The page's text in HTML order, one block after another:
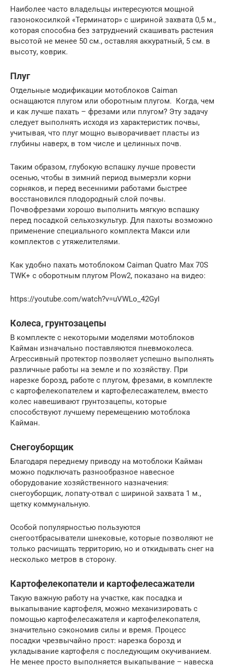
Наиболее часто владельцы интересуются мощной
газонокосилкой «Терминатор» с шириной захвата 0,5 м.,
которая способна без затруднений скашивать растения
высотой не менее 50 см., оставляя аккуратный, 5 см. в
высоту, коврик.
Плуг
Отдельные модификации мотоблоков Caiman
оснащаются плугом или оборотным плугом. Когда, чем
и как лучше пахать – фрезами или плугом? Эту задачу
следует выполнять исходя из характеристик почвы,
учитывая, что плуг мощно выворачивает пласты из
глубины наверх, в том числе и целинных почв.
Таким образом, глубокую вспашку лучше провести
осенью, чтобы в зимний период вымерзли корни
сорняков, и перед весенними работами быстрее
восстановился плодородный слой почвы.
Почвофрезами хорошо выполнить мягкую вспашку
перед посадкой сельхозкультур. Для пахоты возможно
применение специального комплекта Макси или
комплектов с утяжелителями.
Как удобно пахать мотоблоком Caiman Quatro Max 70S
TWK+ с оборотным плугом Plow2, показано на видео:
https://youtube.com/watch?v=uVWLo_42GyI
Колеса, грунтозацепы
В комплекте с некоторыми моделями мотоблоков
Кайман изначально поставляются пневмоколеса.
Агрессивный протектор позволяет успешно выполнять
различные работы на земле и по хозяйству. При
нарезке борозд, работе с плугом, фрезами, в комплекте
с картофелекопателем и картофелесажателем, вместо
колес навешивают грунтозацепы, которые
способствуют лучшему перемещению мотоблока
Кайман.
Снегоуборщик
Благодаря переднему приводу на мотоблоки Кайман
можно подключать разнообразное навесное
оборудование хозяйственного назначения:
снегоуборщик, лопату-отвал с шириной захвата 1 м.,
щетку коммунальную.
Особой популярностью пользуются
снегоотбрасыватели шнековые, которые позволяют не
только расчищать территорию, но и откидывать снег на
несколько метров в сторону.
Картофелекопатели и картофелесажатели
Такую важную работу на участке, как посадка и
выкапывание картофеля, можно механизировать с
помощью картофелесажателя и картофелекопателя,
значительно сэкономив силы и время. Процесс
посадки чрезвычайно прост: нарезка борозд и
укладывание картофеля с последующим окучиванием.
Не менее просто выполняется выкапывание – навеска